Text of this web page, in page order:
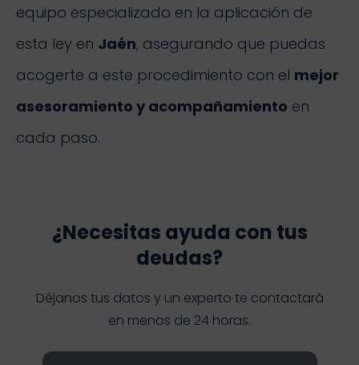
equipo especializado en la aplicación de
esta ley en Jaén, asegurando que puedas
acogerte a este procedimiento con el mejor
asesoramiento y acompañamiento en
cada paso.
¿Necesitas ayuda con tus
deudas?
Déjanos tus datos y un experto te contactará
en menos de 24 horas.